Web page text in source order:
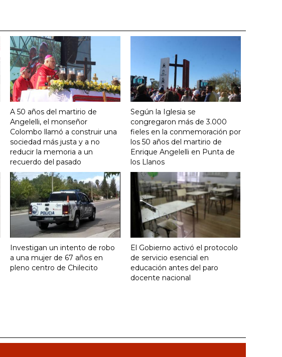
A 50 años del martirio de
Angelelli, el monseñor
Colombo llamó a construir una
sociedad más justa y a no
reducir la memoria a un
recuerdo del pasado
Según la Iglesia se
congregaron más de 3.000
fieles en la conmemoración por
los 50 años del martirio de
Enrique Angelelli en Punta de
los Llanos
Investigan un intento de robo
a una mujer de 67 años en
pleno centro de Chilecito
El Gobierno activó el protocolo
de servicio esencial en
educación antes del paro
docente nacional